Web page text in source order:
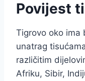
Povijest
Tigrovo oko ima
unatrag
različitim
Afriku, Sibir,